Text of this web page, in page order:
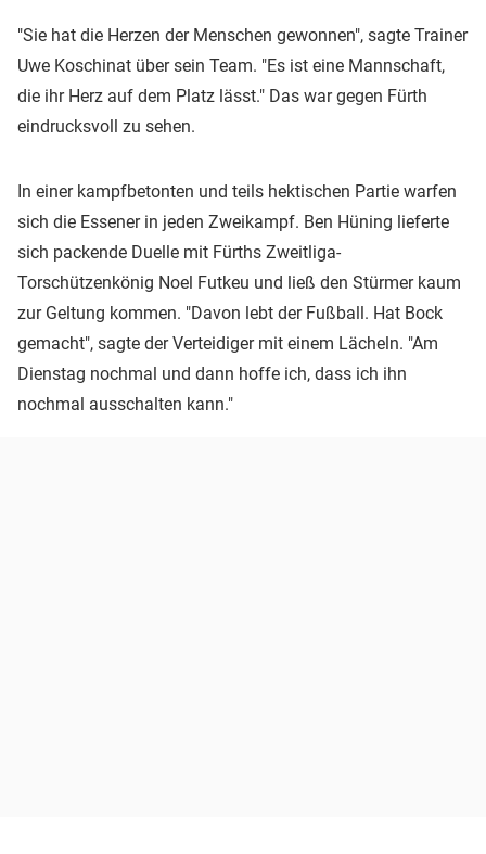
"Sie hat die Herzen der Menschen gewonnen", sagte Trainer
Uwe Koschinat über sein Team. "Es ist eine Mannschaft,
die ihr Herz auf dem Platz lässt." Das war gegen Fürth
eindrucksvoll zu sehen.
In einer kampfbetonten und teils hektischen Partie warfen
sich die Essener in jeden Zweikampf. Ben Hüning lieferte
sich packende Duelle mit Fürths Zweitliga-
Torschützenkönig Noel Futkeu und ließ den Stürmer kaum
zur Geltung kommen. "Davon lebt der Fußball. Hat Bock
gemacht", sagte der Verteidiger mit einem Lächeln. "Am
Dienstag nochmal und dann hoffe ich, dass ich ihn
nochmal ausschalten kann."